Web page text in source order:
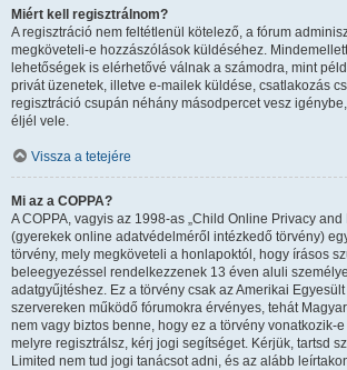
Miért kell regisztrálnom?
A regisztráció nem feltétlenül kötelező, a fórum
megköveteli-e hozzászólások küldéséhez.
lehetőségek is elérhetővé válnak a számodra, mint
privát üzenetek, illetve e-mailek küldése, csatlakozás
regisztráció csupán néhány másodpercet vesz
éljél vele.
Vissza a tetejére
Mi az a COPPA?
A COPPA, vagyis az 1998-as „Child Online Privacy and
(gyerekek online adatvédelméről intézkedő törvény)
törvény, mely megköveteli a honlapoktól, hogy írásos
beleegyezéssel rendelkezzenek 13 éven aluli
adatgyűjtéshez. Ez a törvény csak az Amerikai
szervereken működő fórumokra érvényes, tehát
nem vagy biztos benne, hogy ez a törvény vonatkozik-
melyre regisztrálsz, kérj jogi segítséget. Kérjük, tartsd
Limited nem tud jogi tanácsot adni, és az alább